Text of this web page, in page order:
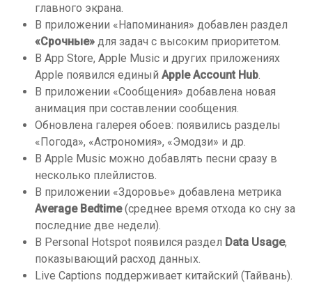
главного экрана.
В приложении «Напоминания» добавлен раздел
«Срочные» для задач с высоким приоритетом.
В App Store, Apple Music и других приложениях
Apple появился единый Apple Account Hub.
В приложении «Сообщения» добавлена новая
анимация при составлении сообщения.
Обновлена галерея обоев: появились разделы
«Погода», «Астрономия», «Эмодзи» и др.
В Apple Music можно добавлять песни сразу в
несколько плейлистов.
В приложении «Здоровье» добавлена метрика
Average Bedtime(среднее время отхода ко сну за
последние две недели).
В Personal Hotspot появился раздел Data Usage,
показывающий расход данных.
Live Captions поддерживает китайский (Тайвань).